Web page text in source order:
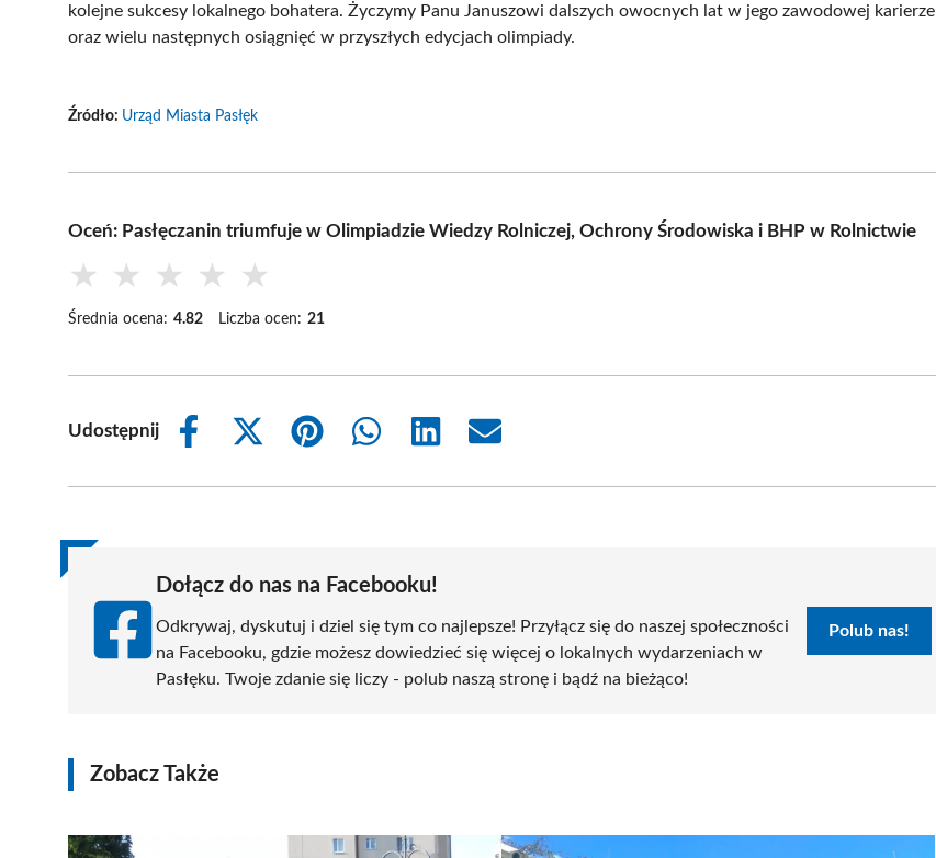
kolejne sukcesy lokalnego bohatera. Życzymy Panu Januszowi dalszych owocnych lat w jego zawodowej karierze
oraz wielu następnych osiągnięć w przyszłych edycjach olimpiady.
Źródło: Urząd Miasta Pasłęk
Oceń: Pasłęczanin triumfuje w Olimpiadzie Wiedzy Rolniczej, Ochrony Środowiska i BHP w Rolnictwie
★ ★ ★ ★ ★
Średnia ocena: 4.82 Liczba ocen: 21
Udostępnij
Share
Share
(Twitter)
Share
Share
Share
Share
Dołącz do nas na Facebooku!
Odkrywaj, dyskutuj i dziel się tym co najlepsze! Przyłącz się do naszej społeczności
na Facebooku, gdzie możesz dowiedzieć się więcej o lokalnych wydarzeniach w
Pasłęku. Twoje zdanie się liczy - polub naszą stronę i bądź na bieżąco!
Polub nas!
Zobacz Także